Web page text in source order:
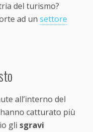
del turismo?
ad un settore
all’interno del
catturato più
gli sgravi